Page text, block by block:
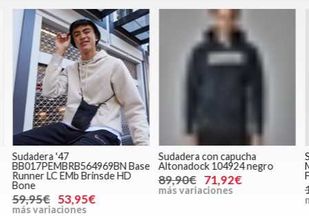
Sudadera '47
BB017PEMBRB564969BN Base
Runner LC EMb Brinsde HD
Bone
59,95€ 53,95€
más variaciones
Sudadera con capucha
Altonadock 104924 negro
89,90€ 71,92€
más variaciones